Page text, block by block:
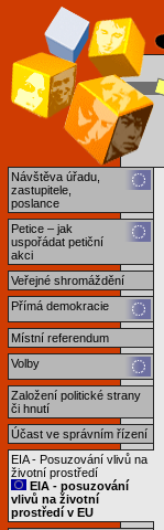
Návštěva úřadu,
zastupitele,
poslance
Petice – jak
uspořádat petiční
akci
Veřejné shromáždění
Přímá demokracie
Místní referendum
Volby
Založení politické strany
či hnutí
Účast ve správním řízení
EIA - Posuzování vlivů na
životní prostředí
EIA - posuzování
vlivů na životní
prostředí v EU